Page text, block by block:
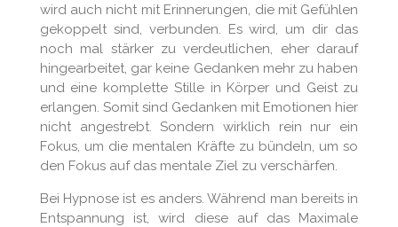
wird auch nicht mit Erinnerungen, die mit Gefühlen
gekoppelt sind, verbunden. Es wird, um dir das
noch mal stärker zu verdeutlichen, eher darauf
hingearbeitet, gar keine Gedanken mehr zu haben
und eine komplette Stille in Körper und Geist zu
erlangen. Somit sind Gedanken mit Emotionen hier
nicht angestrebt. Sondern wirklich rein nur ein
Fokus, um die mentalen Kräfte zu bündeln, um so
den Fokus auf das mentale Ziel zu verschärfen.
Bei Hypnose ist es anders. Während man bereits in
Entspannung ist, wird diese auf das Maximale